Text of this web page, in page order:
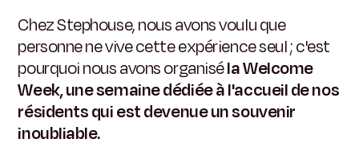
Chez Stephouse, nous avons voulu que
personne ne vive cette expérience seul ; c'est
pourquoi nous avons organiséla Welcome
Week, une semaine dédiée à l'accueil de nos
résidents qui est devenue un souvenir
inoubliable.